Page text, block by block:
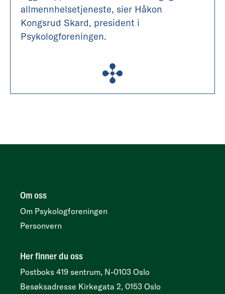
allmennhelsetjeneste, sier Håkon
Kongsrud Skard, president i
Psykologforeningen.
Om oss
Om Psykologforeningen
Personvern
Her finner du oss
Postboks 419 sentrum, N-0103 Oslo
Besøksadresse Kirkegata 2, 0153 Oslo